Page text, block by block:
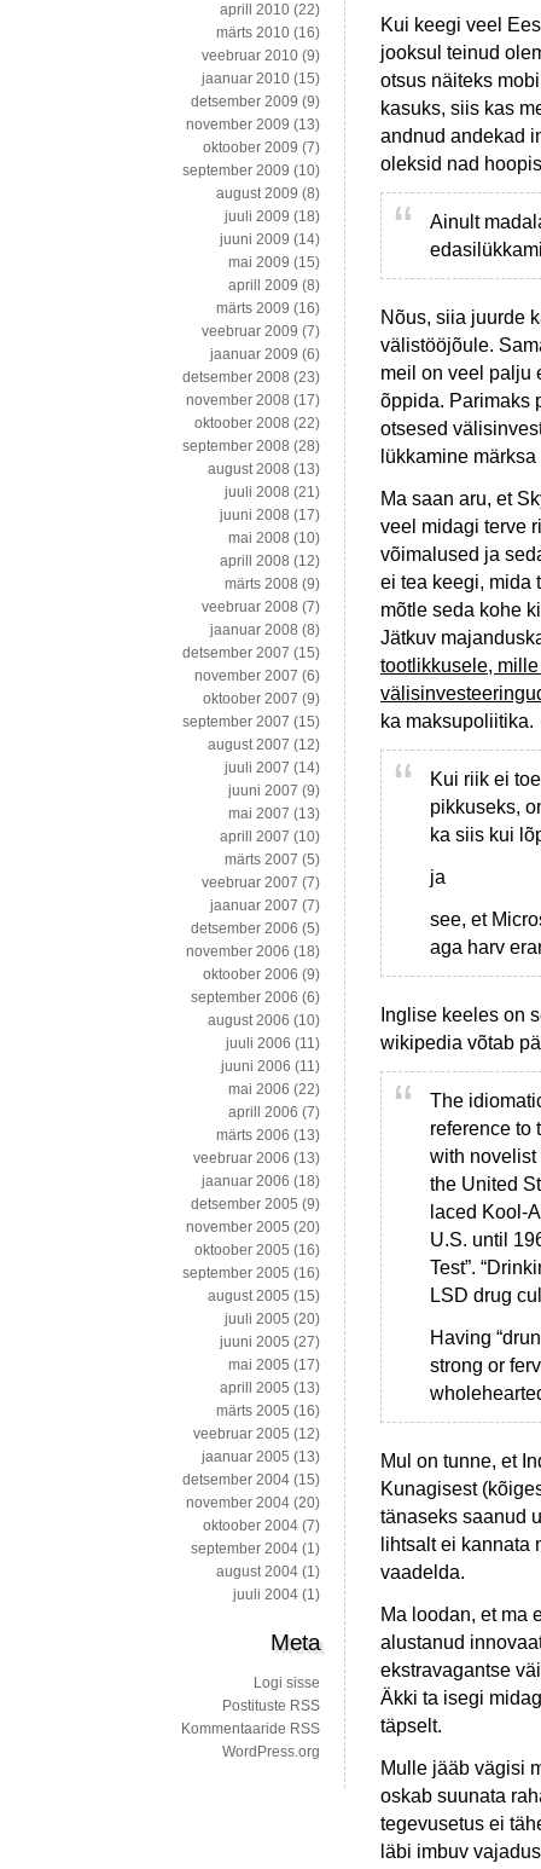
Kui keegi veel
jooksul teinud
otsus näiteks
kasuks, siis kas
andnud andekad
oleksid nad
Ainult
Nõus, siia juurde
välistööjõule.
meil on veel palju
õppida. Parimaks
otsesed
lükkamine
Ma saan aru, et
veel midagi terve
võimalused ja
ei tea keegi, mida
mõtle seda kohe
Jätkuv
tootlikkusele,
ka maksupoliitika.
Kui riik ei
pikkuseks,
ka siis kui
ja
see, et
aga harv
Inglise keeles on
wikipedia võtab
The
reference to
with novelist
the United
laced Kool-
U.S. until
Test”.
LSD drug
Having
strong or
Mul on tunne, et
Kunagisest
tänaseks saanud
lihtsalt ei kannata
vaadelda.
Ma loodan, et ma
alustanud
ekstravagantse
Äkki ta isegi
täpselt.
Mulle jääb vägisi
oskab suunata
tegevusetus ei
läbi imbuv
aprill 2010 (22)
märts 2010 (16)
veebruar 2010 (9)
jaanuar 2010 (15)
detsember 2009 (9)
november 2009 (13)
oktoober 2009 (7)
september 2009 (10)
august 2009 (8)
juuli 2009 (18)
juuni 2009 (14)
mai 2009 (15)
aprill 2009 (8)
märts 2009 (16)
veebruar 2009 (7)
jaanuar 2009 (6)
detsember 2008 (23)
november 2008 (17)
oktoober 2008 (22)
september 2008 (28)
august 2008 (13)
juuli 2008 (21)
juuni 2008 (17)
mai 2008 (10)
aprill 2008 (12)
märts 2008 (9)
veebruar 2008 (7)
jaanuar 2008 (8)
detsember 2007 (15)
november 2007 (6)
oktoober 2007 (9)
september 2007 (15)
august 2007 (12)
juuli 2007 (14)
juuni 2007 (9)
mai 2007 (13)
aprill 2007 (10)
märts 2007 (5)
veebruar 2007 (7)
jaanuar 2007 (7)
detsember 2006 (5)
november 2006 (18)
oktoober 2006 (9)
september 2006 (6)
august 2006 (10)
juuli 2006 (11)
juuni 2006 (11)
mai 2006 (22)
aprill 2006 (7)
märts 2006 (13)
veebruar 2006 (13)
jaanuar 2006 (18)
detsember 2005 (9)
november 2005 (20)
oktoober 2005 (16)
september 2005 (16)
august 2005 (15)
juuli 2005 (20)
juuni 2005 (27)
mai 2005 (17)
aprill 2005 (13)
märts 2005 (16)
veebruar 2005 (12)
jaanuar 2005 (13)
detsember 2004 (15)
november 2004 (20)
oktoober 2004 (7)
september 2004 (1)
august 2004 (1)
juuli 2004 (1)
Meta
Logi sisse
Postituste RSS
Kommentaaride RSS
WordPress.org